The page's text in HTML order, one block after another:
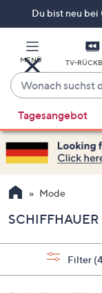
Du bist neu bei
MENÜ TV-
Wonach
suchst
du
heute?
Vorschläge
verfügbar
sind,
verwenden
Sie
Pfeiltasten
nach
und
nach
Tagesangebot
Mode
Filter